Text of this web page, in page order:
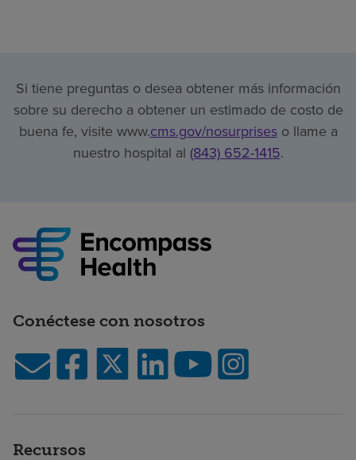
Si tiene preguntas o desea obtener más información
sobre su derecho a obtener un estimado de costo de
buena fe, visite www.cms.gov/nosurpriseso llame a
nuestro hospital al (843) 652-1415.
Conéctese con nosotros
Recursos